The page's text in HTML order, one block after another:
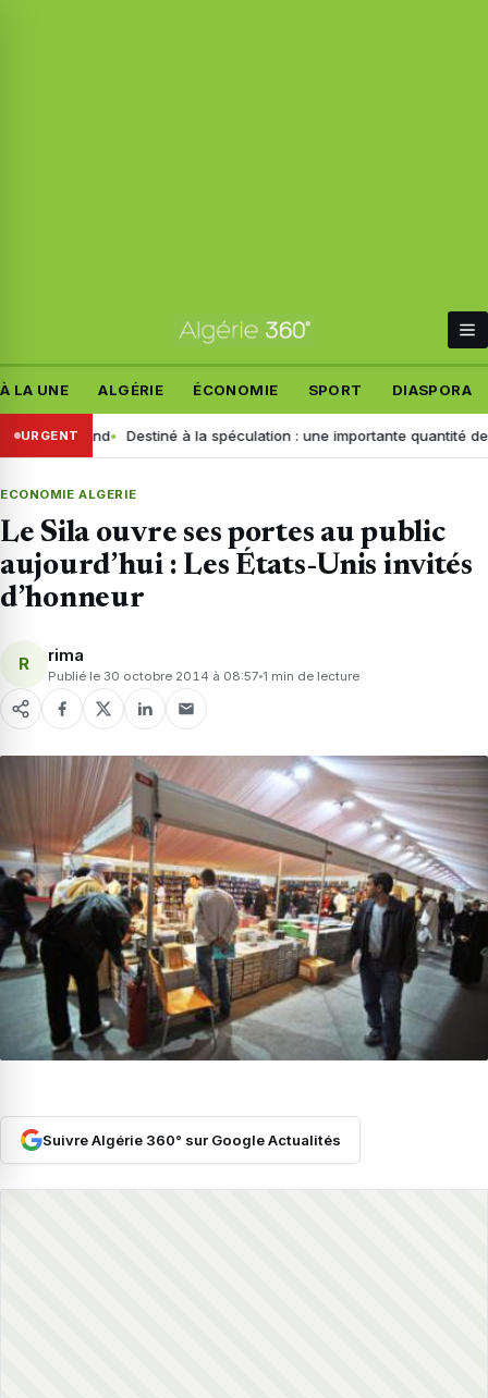
À LA UNE ALGÉRIE ÉCONOMIE SPORT DIASPORA
URGENT
allemand Destiné à la spéculation : une importante quantité de ce
ECONOMIE ALGERIE
Le Sila ouvre ses portes au public
aujourd’hui : Les États-Unis invités
d’honneur
R rima
Publié le 30 octobre 2014 à 08:57 1 min de lecture
Suivre Algérie 360° sur Google Actualités